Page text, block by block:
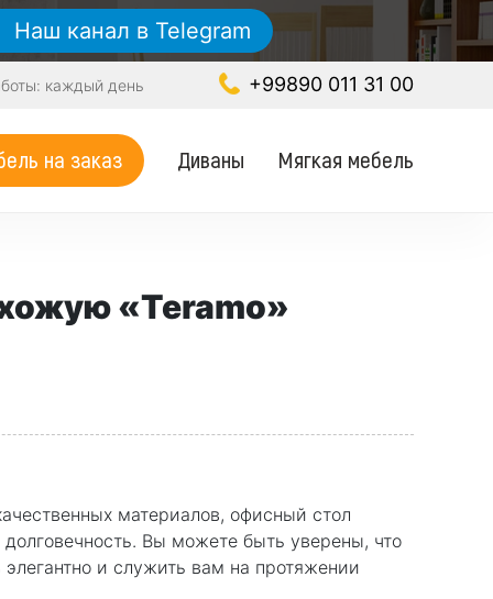
Наш канал в Telegram
каждый день +99890 011 31 00
на заказ Диваны Мягкая мебель
«Teramo»
материалов, офисный стол
долговечность. Вы можете быть уверены, что
и служить вам на протяжении